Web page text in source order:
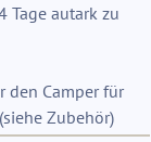
Tage autark zu
den Camper für